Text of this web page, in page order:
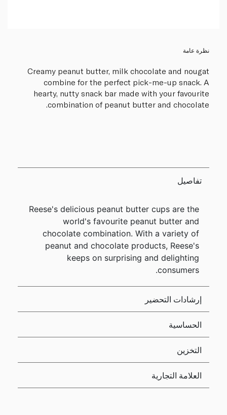
نظرة عامة
Creamy peanut butter, milk chocolate and nougat
combine for the perfect pick-me-up snack. A
hearty, nutty snack bar made with your favourite
combination of peanut butter and chocolate.
تفاصيل
Reese's delicious peanut butter cups are the
world's favourite peanut butter and
chocolate combination. With a variety of
peanut and chocolate products, Reese's
keeps on surprising and delighting
consumers.
إرشادات التحضير
الحساسية
التخزين
العلامة التجارية